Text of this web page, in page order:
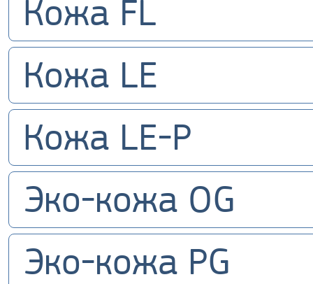
Кожа FL
Кожа LE
Кожа LE-P
Эко-кожа OG
Эко-кожа PG